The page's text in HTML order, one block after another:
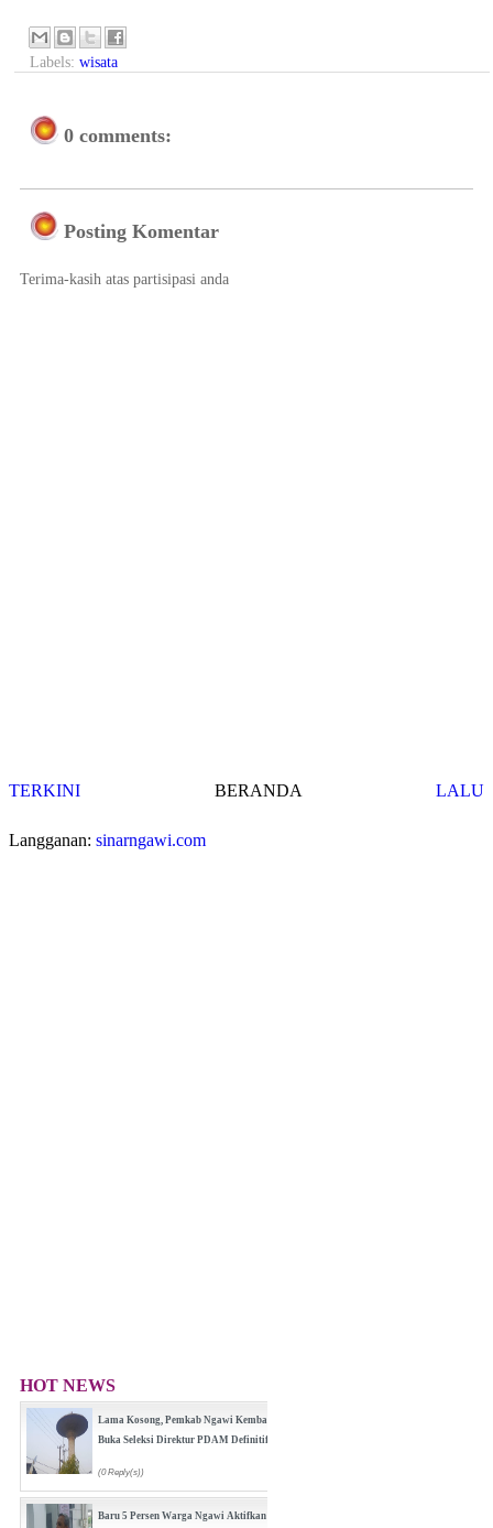
Labels: wisata
0 comments:
Posting Komentar
Terima-kasih atas partisipasi anda
TERKINI LALU
BERANDA
Langganan: sinarngawi.com
HOT NEWS
Lama Kosong, Pemkab Ngawi Kembali
Buka Seleksi Direktur PDAM Definitif
(0 Reply(s))
Baru 5 Persen Warga Ngawi Aktifkan